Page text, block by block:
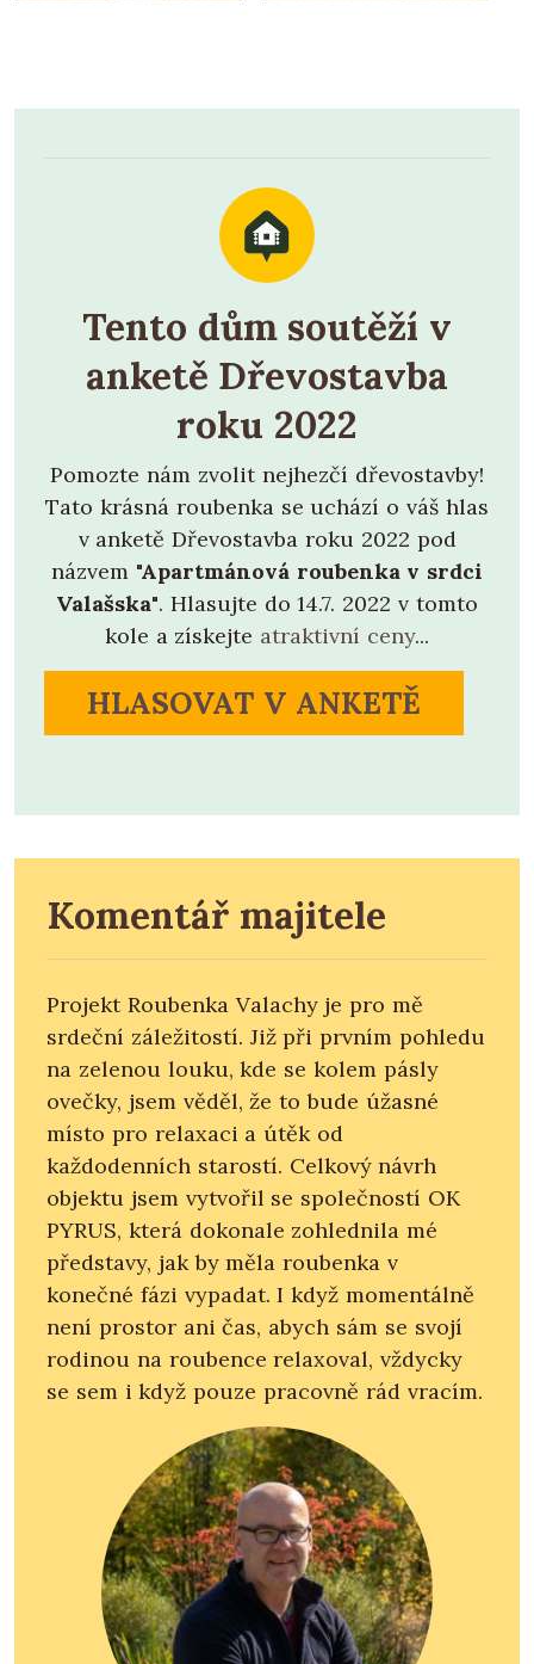
Tento dům soutěží v
anketě Dřevostavba
roku 2022
Pomozte nám zvolit nejhezčí dřevostavby!
Tato krásná roubenka se uchází o váš hlas
v anketě Dřevostavba roku 2022 pod
názvem "Apartmánová roubenka v srdci
Valašska". Hlasujte do 14.7. 2022 v tomto
kole a získejte atraktivní ceny...
HLASOVAT V ANKETĚ
Komentář majitele
Projekt Roubenka Valachy je pro mě
srdeční záležitostí. Již při prvním pohledu
na zelenou louku, kde se kolem pásly
ovečky, jsem věděl, že to bude úžasné
místo pro relaxaci a útěk od
každodenních starostí. Celkový návrh
objektu jsem vytvořil se společností OK
PYRUS, která dokonale zohlednila mé
představy, jak by měla roubenka v
konečné fázi vypadat. I když momentálně
není prostor ani čas, abych sám se svojí
rodinou na roubence relaxoval, vždycky
se sem i když pouze pracovně rád vracím.